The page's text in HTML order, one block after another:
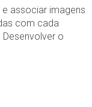
e associar imagens
com cada
o